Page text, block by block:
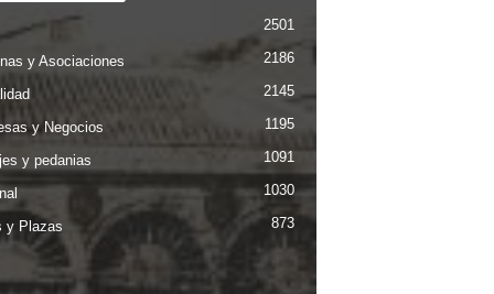
2501
y Asociaciones 2186
2145
y Negocios 1195
y pedanias 1091
1030
y Plazas 873